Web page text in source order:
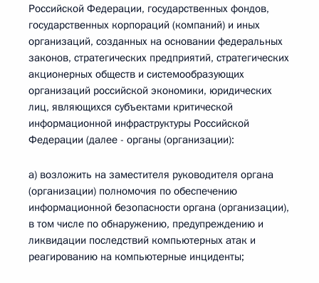
Российской Федерации, государственных фондов,
государственных корпораций (компаний) и иных
организаций, созданных на основании федеральных
законов, стратегических предприятий, стратегических
акционерных обществ и системообразующих
организаций российской экономики, юридических
лиц, являющихся субъектами критической
информационной инфраструктуры Российской
Федерации (далее - органы (организации):
а) возложить на заместителя руководителя органа
(организации) полномочия по обеспечению
информационной безопасности органа (организации),
в том числе по обнаружению, предупреждению и
ликвидации последствий компьютерных атак и
реагированию на компьютерные инциденты;